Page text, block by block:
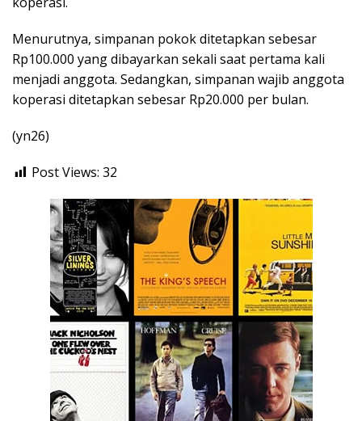
Menurutnya, simpanan pokok ditetapkan sebesar
Rp100.000 yang dibayarkan sekali saat pertama kali
menjadi anggota. Sedangkan, simpanan wajib anggota
koperasi ditetapkan sebesar Rp20.000 per bulan.
(yn26)
Post Views: 32